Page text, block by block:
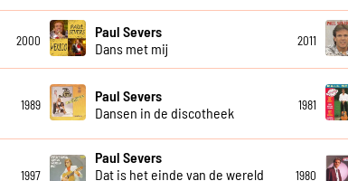
2000
Paul Severs
Dans met mij
2011
1989
Paul Severs
Dansen in de discotheek
1981
1997
Paul Severs
Dat is het einde van de wereld
1980